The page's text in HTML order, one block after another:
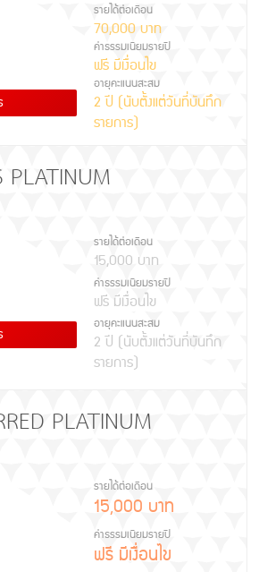
รายได้ต่อเดือน
70,000 บาท
ค่าธรรมเนียมรายปี
ฟรี มีเงื่อนไข
อายุคะแนนสะสม
2 ปี (นับตั้งแต่วันที่บันทึก
รายการ)
PLATINUM
รายได้ต่อเดือน
15,000 บาท
ค่าธรรมเนียมรายปี
ฟรี มีเงื่อนไข
อายุคะแนนสะสม
2 ปี (นับตั้งแต่วันที่บันทึก
รายการ)
PLATINUM
รายได้ต่อเดือน
15,000 บาท
ค่าธรรมเนียมรายปี
ฟรี มีเงื่อนไข